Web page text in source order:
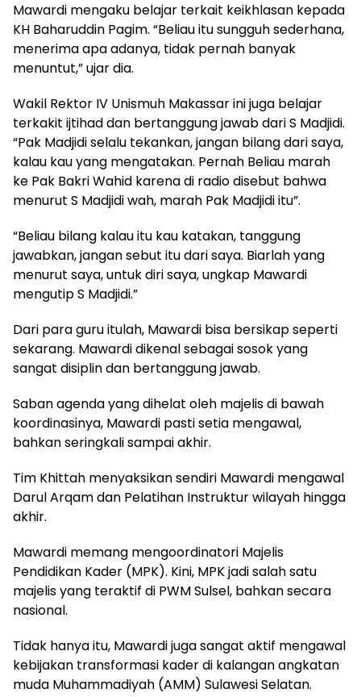
Mawardi mengaku belajar terkait keikhlasan kepada
KH Baharuddin Pagim. “Beliau itu sungguh sederhana,
menerima apa adanya, tidak pernah banyak
menuntut,” ujar dia.
Wakil Rektor IV Unismuh Makassar ini juga belajar
terkakit ijtihad dan bertanggung jawab dari S Madjidi.
“Pak Madjidi selalu tekankan, jangan bilang dari saya,
kalau kau yang mengatakan. Pernah Beliau marah
ke Pak Bakri Wahid karena di radio disebut bahwa
menurut S Madjidi wah, marah Pak Madjidi itu”.
“Beliau bilang kalau itu kau katakan, tanggung
jawabkan, jangan sebut itu dari saya. Biarlah yang
menurut saya, untuk diri saya, ungkap Mawardi
mengutip S Madjidi.”
Dari para guru itulah, Mawardi bisa bersikap seperti
sekarang. Mawardi dikenal sebagai sosok yang
sangat disiplin dan bertanggung jawab.
Saban agenda yang dihelat oleh majelis di bawah
koordinasinya, Mawardi pasti setia mengawal,
bahkan seringkali sampai akhir.
Tim Khittah menyaksikan sendiri Mawardi mengawal
Darul Arqam dan Pelatihan Instruktur wilayah hingga
akhir.
Mawardi memang mengoordinatori Majelis
Pendidikan Kader (MPK). Kini, MPK jadi salah satu
majelis yang teraktif di PWM Sulsel, bahkan secara
nasional.
Tidak hanya itu, Mawardi juga sangat aktif mengawal
kebijakan transformasi kader di kalangan angkatan
muda Muhammadiyah (AMM) Sulawesi Selatan.